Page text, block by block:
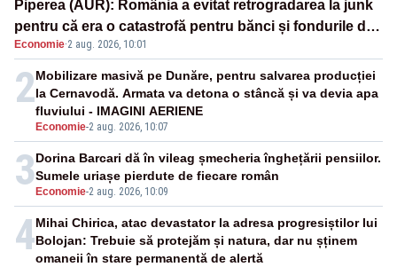
Piperea (AUR): România a evitat retrogradarea la junk
pentru că era o catastrofă pentru bănci și fondurile de
pensii
Economie·2 aug. 2026, 10:01
2
Economie-2 aug. 2026, 10:07
Mobilizare masivă pe Dunăre, pentru salvarea producției
la Cernavodă. Armata va detona o stâncă și va devia apa
fluviului - IMAGINI AERIENE
3 Economie-2 aug. 2026, 10:09
Dorina Barcari dă în vileag șmecheria înghețării pensiilor.
Sumele uriașe pierdute de fiecare român
4Mihai Chirica, atac devastator la adresa progresiștilor lui
Bolojan: Trebuie să protejăm și natura, dar nu șținem
omaneii în stare permanentă de alertă